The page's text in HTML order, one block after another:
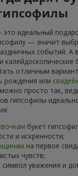
идеальный
— значит
событий. А
калейдоскопические
отличным
рождения или
просто так,
гипсофилы
букет
и искренности;
на первое
чувств;
символ уважения и